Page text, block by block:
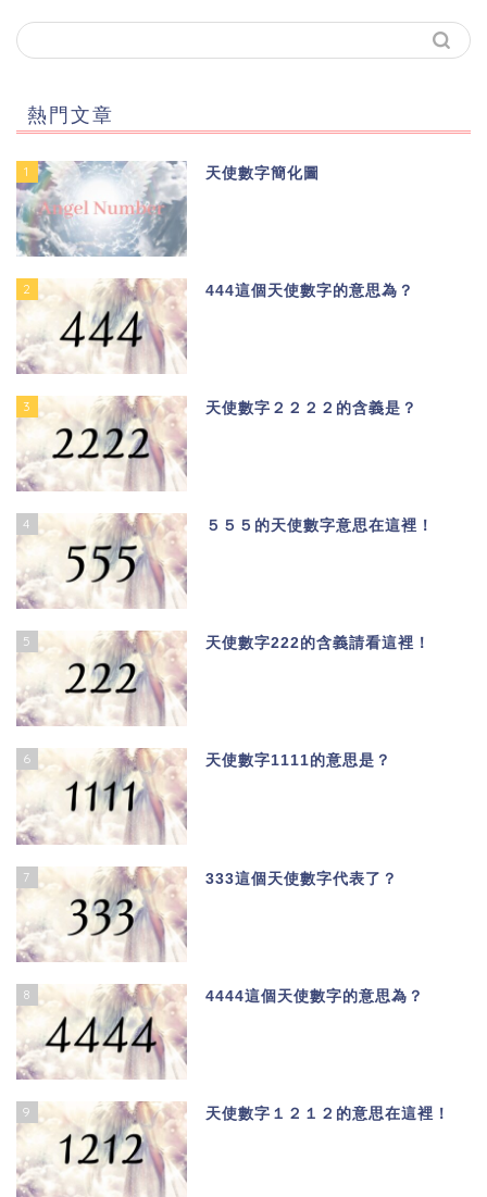
熱門文章
1 天使數字簡化圖
2 444這個天使數字的意思為？
3 天使數字２２２２的含義是？
4 ５５５的天使數字意思在這裡！
5 天使數字222的含義請看這裡！
6 天使數字1111的意思是？
7 333這個天使數字代表了？
8 4444這個天使數字的意思為？
9 天使數字１２１２的意思在這裡！